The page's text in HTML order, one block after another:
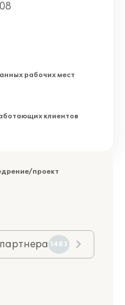
рабочих мест
клиентов
проект
1483